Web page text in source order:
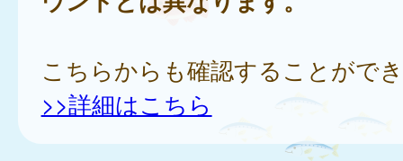
こちらからも確認することがで
>>詳細はこちら